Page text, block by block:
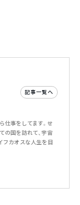
記事一覧へ
仕事をしてます。せ
の国を訪れて、宇宙
フカオスな人生を目